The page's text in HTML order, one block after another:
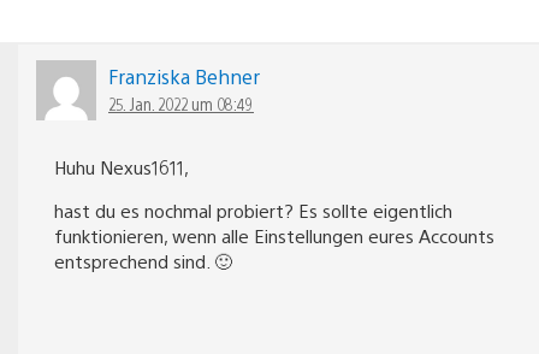
Franziska Behner
25. Jan. 2022 um 08:49
Huhu Nexus1611,
hast du es nochmal probiert? Es sollte eigentlich
funktionieren, wenn alle Einstellungen eures Accounts
entsprechend sind. 🙂